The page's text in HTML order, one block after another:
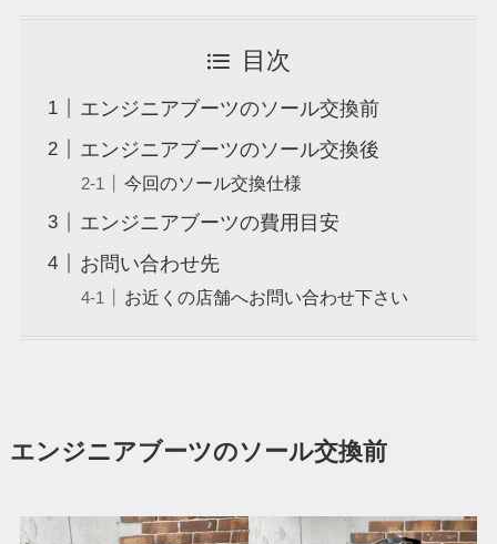
目次
エンジニアブーツのソール交換前
エンジニアブーツのソール交換後
今回のソール交換仕様
エンジニアブーツの費用目安
お問い合わせ先
お近くの店舗へお問い合わせ下さい
エンジニアブーツのソール交換前